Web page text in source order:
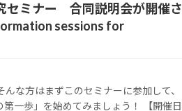
セミナー 合同説明会が開催さ
sessions for
な方はまずこのセミナーに参加して、
一歩」を始めてみましょう！ 【開催日